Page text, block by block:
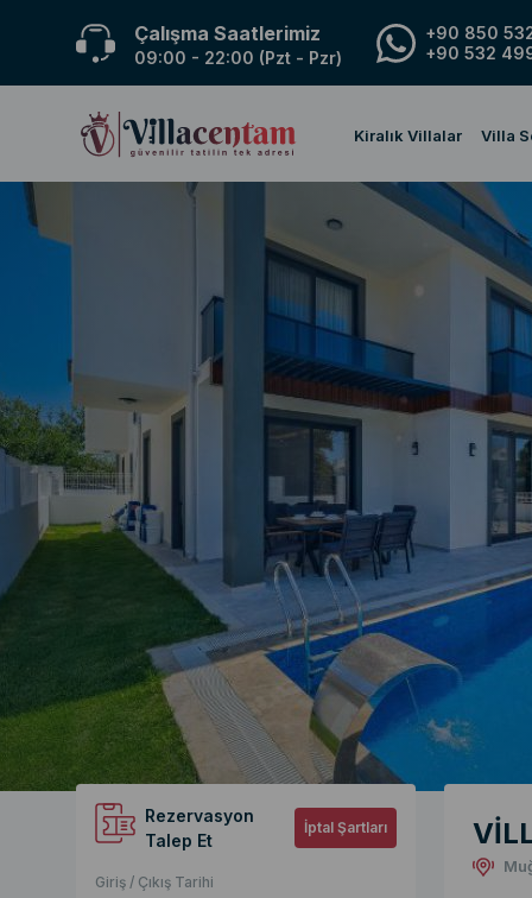
Çalışma Saatlerimiz
09:00 - 22:00 (Pzt - Pzr)
+90 850
+90 532
Kiralık Villalar Villa
Rezervasyon
Talep Et
İptal Şartları
Giriş / Çıkış Tarihi